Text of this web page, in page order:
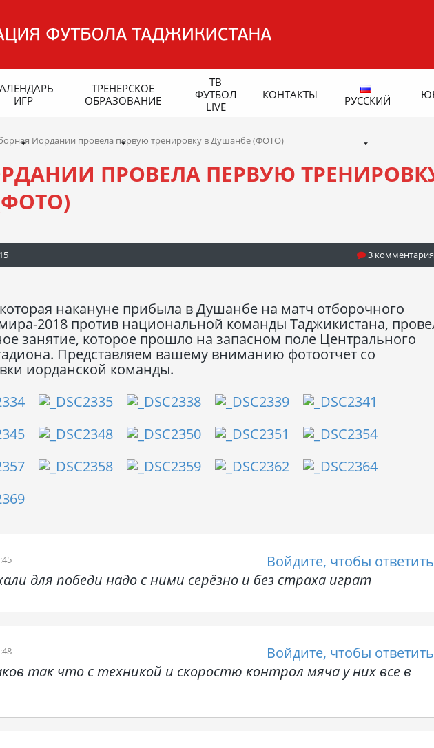
ИГР
ТРЕНЕРСКОЕ
ОБРАЗОВАНИЕ
ТВ
ФУТБОЛ
LIVE
КОНТАКТЫ РУССКИЙ
Иордании провела первую тренировку в Душанбе (ФОТО)
ПРОВЕЛА ПЕРВУЮ
3 комментария
накануне прибыла в Душанбе на матч отборочного
2018 против национальной команды Таджикистана,
занятие, которое прошло на запасном поле Центрального
Представляем вашему вниманию фотоотчет со
иорданской команды.
Войдите, чтобы ответить
для победи надо с ними серёзно и без страха играт
Войдите, чтобы ответить
так что с техникой и скоростю контрол мяча у них все в